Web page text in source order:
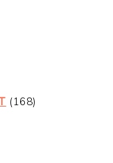
(168)